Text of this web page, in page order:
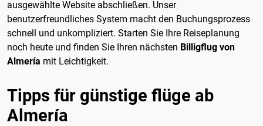
ausgewählte Website abschließen. Unser
benutzerfreundliches System macht den Buchungsprozess
schnell und unkompliziert. Starten Sie Ihre Reiseplanung
noch heute und finden Sie Ihren nächsten Billigflug von
Almería mit Leichtigkeit.
Tipps für günstige flüge ab
Almería